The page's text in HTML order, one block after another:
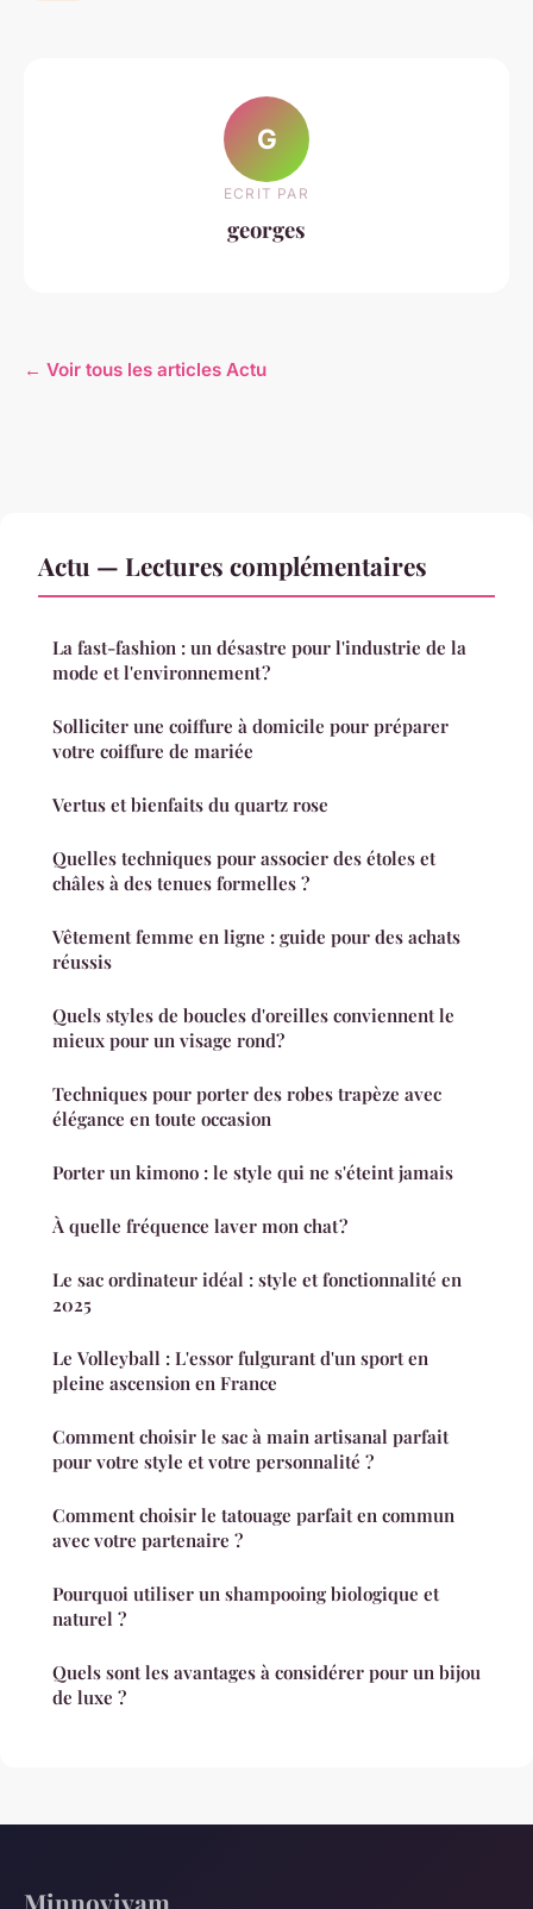
G
ECRIT PAR
georges
← Voir tous les articles Actu
Actu — Lectures complémentaires
La fast-fashion : un désastre pour l'industrie de la
mode et l'environnement ?
Solliciter une coiffure à domicile pour préparer
votre coiffure de mariée
Vertus et bienfaits du quartz rose
Quelles techniques pour associer des étoles et
châles à des tenues formelles ?
Vêtement femme en ligne : guide pour des achats
réussis
Quels styles de boucles d'oreilles conviennent le
mieux pour un visage rond?
Techniques pour porter des robes trapèze avec
élégance en toute occasion
Porter un kimono : le style qui ne s'éteint jamais
À quelle fréquence laver mon chat ?
Le sac ordinateur idéal : style et fonctionnalité en
2025
Le Volleyball : L'essor fulgurant d'un sport en
pleine ascension en France
Comment choisir le sac à main artisanal parfait
pour votre style et votre personnalité ?
Comment choisir le tatouage parfait en commun
avec votre partenaire ?
Pourquoi utiliser un shampooing biologique et
naturel ?
Quels sont les avantages à considérer pour un bijou
de luxe ?
Minnoviyam